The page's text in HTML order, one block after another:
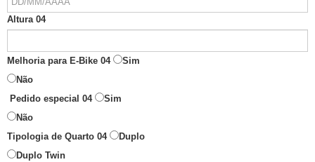
Altura 04
Melhoria para E-Bike 04
Sim
Não
Pedido especial 04
Sim
Não
Tipologia de Quarto 04
Duplo
Duplo Twin